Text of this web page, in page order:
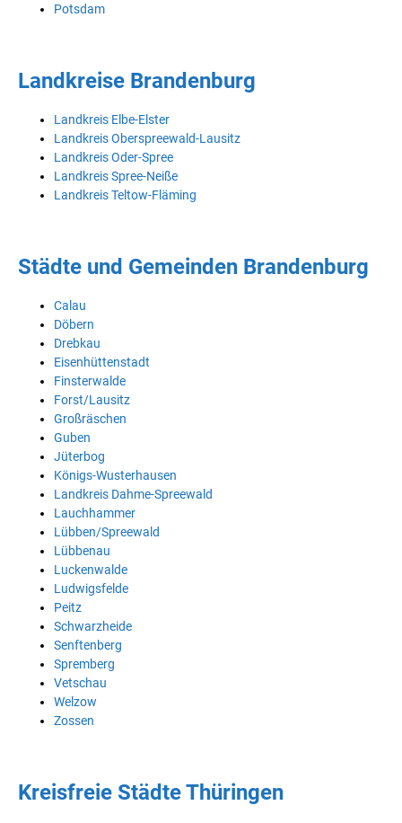
Potsdam
Landkreise Brandenburg
Landkreis Elbe-Elster
Landkreis Oberspreewald-Lausitz
Landkreis Oder-Spree
Landkreis Spree-Neiße
Landkreis Teltow-Fläming
Städte und Gemeinden Brandenburg
Calau
Döbern
Drebkau
Eisenhüttenstadt
Finsterwalde
Forst/Lausitz
Großräschen
Guben
Jüterbog
Königs-Wusterhausen
Landkreis Dahme-Spreewald
Lauchhammer
Lübben/Spreewald
Lübbenau
Luckenwalde
Ludwigsfelde
Peitz
Schwarzheide
Senftenberg
Spremberg
Vetschau
Welzow
Zossen
Kreisfreie Städte Thüringen